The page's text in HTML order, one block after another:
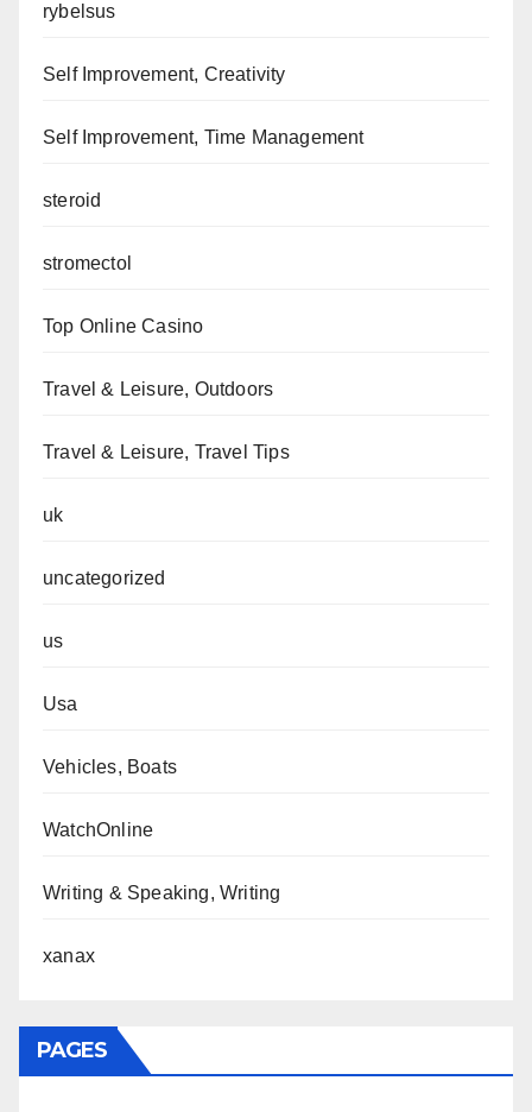
rybelsus
Self Improvement, Creativity
Self Improvement, Time Management
steroid
stromectol
Top Online Casino
Travel & Leisure, Outdoors
Travel & Leisure, Travel Tips
uk
uncategorized
us
Usa
Vehicles, Boats
WatchOnline
Writing & Speaking, Writing
xanax
PAGES